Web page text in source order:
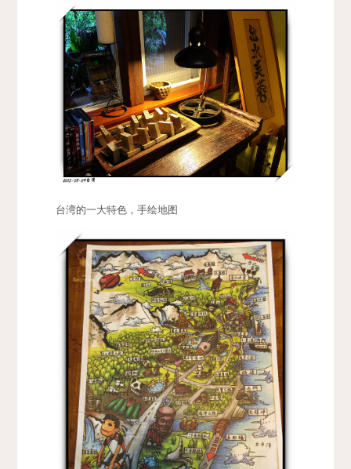
台湾的一大特色，手绘地图